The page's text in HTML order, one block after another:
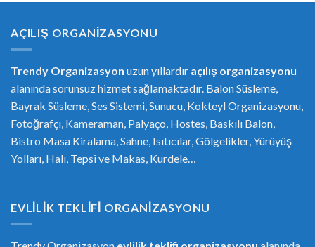
AÇILIŞ ORGANIZASYONU
Trendy Organizasyon uzun yıllardır açılış organizasyonu
alanında sorunsuz hizmet sağlamaktadır. Balon Süsleme,
Bayrak Süsleme, Ses Sistemi, Sunucu, Kokteyl Organizasyonu,
Fotoğrafçı, Kameraman, Palyaço, Hostes, Baskılı Balon,
Bistro Masa Kiralama, Sahne, Isıtıcılar, Gölgelikler, Yürüyüş
Yolları, Halı, Tepsi ve Makas, Kurdele…
EVLILIK TEKLIFI ORGANIZASYONU